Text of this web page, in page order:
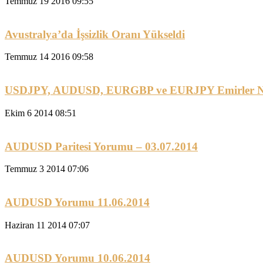
Avustralya’da İşsizlik Oranı Yükseldi
Temmuz 14 2016 09:58
USDJPY, AUDUSD, EURGBP ve EURJPY Emirler
Ekim 6 2014 08:51
AUDUSD Paritesi Yorumu – 03.07.2014
Temmuz 3 2014 07:06
AUDUSD Yorumu 11.06.2014
Haziran 11 2014 07:07
AUDUSD Yorumu 10.06.2014